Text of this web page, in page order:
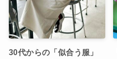
30代からの「似合う服」